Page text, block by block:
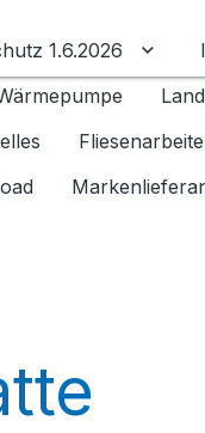
Ratgeber
1.6.2026